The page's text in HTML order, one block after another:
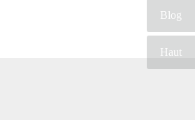
Blog
Haut